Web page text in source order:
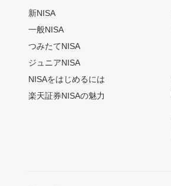
新NISA
一般NISA
つみたてNISA
ジュニアNISA
NISAをはじめるには
楽天証券NISAの魅力